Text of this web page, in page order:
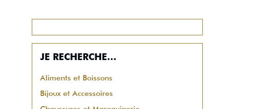
JE RECHERCHE…
Aliments et Boissons
Bijoux et Accessoires